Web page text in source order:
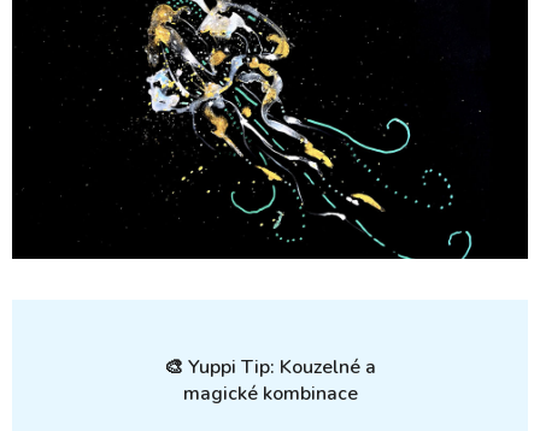
🎨 Yuppi Tip: Kouzelné a
magické kombinace